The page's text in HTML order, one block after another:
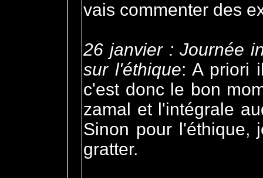
vais commenter des
26 janvier : Journée
sur l'éthique: A priori
c'est donc le bon
zamal et l'intégrale
Sinon pour l'éthique,
gratter.